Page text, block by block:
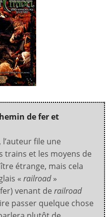
de fer et
file une
trains et les moyens de
étrange, mais cela
« railroad»
venant de railroad
passer quelque chose